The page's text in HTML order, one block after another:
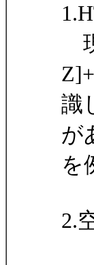
識
が
を
2.